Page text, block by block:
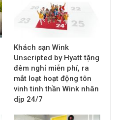
Khách sạn Wink
Unscripted by Hyatt tặng
đêm nghỉ miễn phí, ra
mắt loạt hoạt động tôn
vinh tinh thần Wink nhân
dịp 24/7